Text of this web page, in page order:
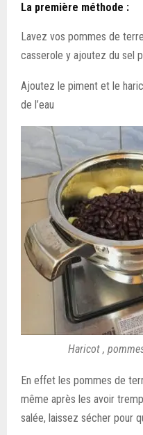
La première méthode :
Lavez vos pommes de
casserole y ajoutez du sel
Ajoutez le piment et le
de l’eau
Haricot ,
En effet les pommes de
même après les avoir
salée, laissez sécher pour